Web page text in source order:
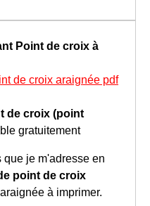
Point de croix à
de croix araignée pdf
de croix (point
gratuitement
je m'adresse en
point de croix
à imprimer.